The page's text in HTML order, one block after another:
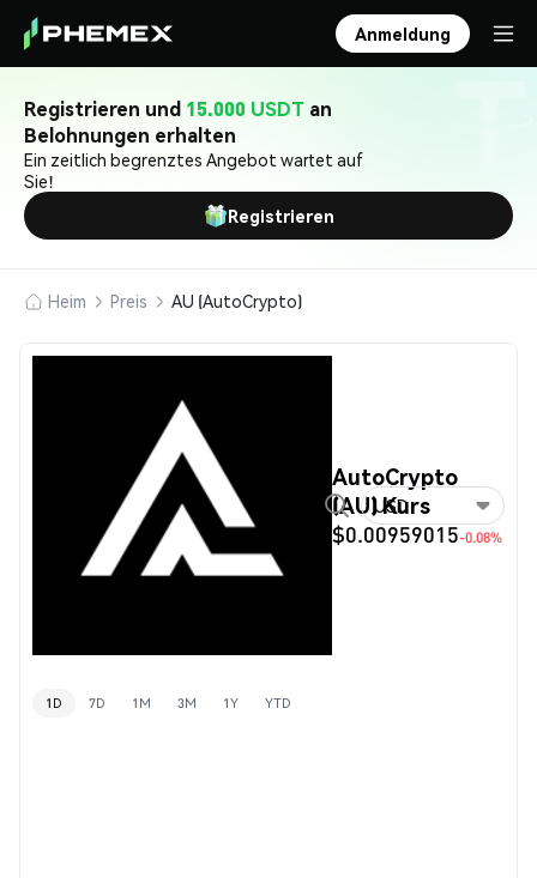
Anmeldung
Registrieren und 15.000 USDT an
Belohnungen erhalten
Ein zeitlich begrenztes Angebot wartet auf
Sie!
Registrieren
Heim Preis AU (AutoCrypto)
AutoCrypto
(AU) Kurs
$0.00959015-0.08%
USD
1D 7D 1M 3M 1Y YTD